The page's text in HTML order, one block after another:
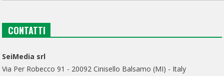
CONTATTI
SeiMedia srl
Via Per Robecco 91 - 20092 Cinisello Balsamo (MI) - Italy